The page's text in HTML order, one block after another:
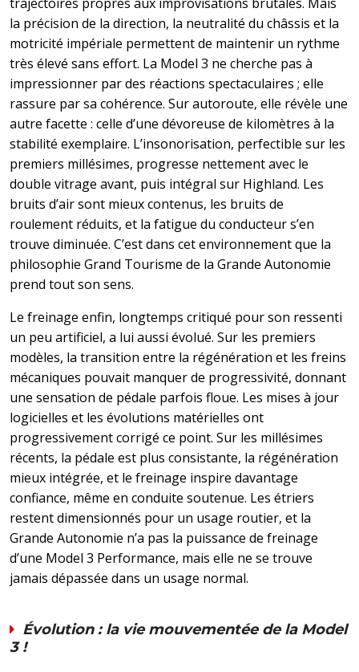
trajectoires propres aux improvisations brutales. Mais
la précision de la direction, la neutralité du châssis et la
motricité impériale permettent de maintenir un rythme
très élevé sans effort. La Model 3 ne cherche pas à
impressionner par des réactions spectaculaires ; elle
rassure par sa cohérence. Sur autoroute, elle révèle une
autre facette : celle d’une dévoreuse de kilomètres à la
stabilité exemplaire. L’insonorisation, perfectible sur les
premiers millésimes, progresse nettement avec le
double vitrage avant, puis intégral sur Highland. Les
bruits d’air sont mieux contenus, les bruits de
roulement réduits, et la fatigue du conducteur s’en
trouve diminuée. C’est dans cet environnement que la
philosophie Grand Tourisme de la Grande Autonomie
prend tout son sens.
Le freinage enfin, longtemps critiqué pour son ressenti
un peu artificiel, a lui aussi évolué. Sur les premiers
modèles, la transition entre la régénération et les freins
mécaniques pouvait manquer de progressivité, donnant
une sensation de pédale parfois floue. Les mises à jour
logicielles et les évolutions matérielles ont
progressivement corrigé ce point. Sur les millésimes
récents, la pédale est plus consistante, la régénération
mieux intégrée, et le freinage inspire davantage
confiance, même en conduite soutenue. Les étriers
restent dimensionnés pour un usage routier, et la
Grande Autonomie n’a pas la puissance de freinage
d’une Model 3 Performance, mais elle ne se trouve
jamais dépassée dans un usage normal.
Évolution : la vie mouvementée de la Model
3 !